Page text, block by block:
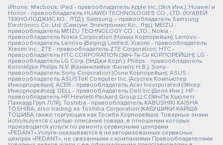
iPhone, Macbook, iPad - правообладатель Apple Inc. (Эпл Инк.); Huawei и
Honor - правообладатель HUAWEI TECHNOLOGIES CO., LTD. (ХУАВЕЙ
ТЕКНОЛОДЖИС КО., ЛТД.); Samsung – правообладатель Samsung
Electronics Co. Ltd. (Самсунг Электроникс Ко., Лтд.); MEIZU -
правообладатель MEIZU TECHNOLOGY CO., LTD.; Nokia -
правообладатель Nokia Corporation (Нокиа Корпорейшн); Lenovo -
правообладатель Lenovo (Beijing) Limited; Xiaomi - правообладатель
Xiaomi Inc.; ZTE - правообладатель ZTE Corporation; HTC -
правообладатель HTC CORPORATION (Эйч-Ти-Си КОРПОРЕЙШН); LG -
правообладатель LG Corp. (ЭлДжи Корп.); Philips - правообладатель
Koninklijke Philips N.V. (Конинклийке Филипс Н.В.); Sony -
правообладатель Sony Corporation (Сони Корпорейшн); ASUS -
правообладатель ASUSTeK Computer Inc. (Асустек Компьютер
Инкорпорейшн); ACER - правообладатель Acer Incorporated (Эйсер
Инкорпорейтед); DELL - правообладатель Dell Inc.(Делл Инк.); HP -
правообладатель HP Hewlett-Packard Group LLC (ЭйчПи Хьюлетт
Паккард Груп ЛЛК); Toshiba - правообладатель KABUSHIKI KAISHA
TOSHIBA, also trading as Toshiba Corporation (КАБУШИКИ КАЙША
ТОШИБА также торгующая как Тосиба Корпорейшн). Товарные знаки
используется с целью описания товара, в отношении которых
производятся услуги по ремонту сервисными центрами
«PEDANT».Услуги оказываются в неавторизованных сервисных
центрах «PEDANT», не связанными с компаниями Правообладателями